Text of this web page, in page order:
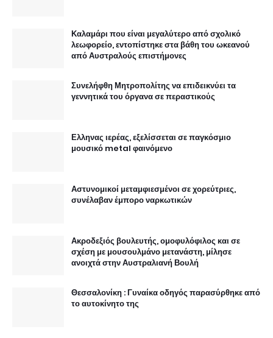
Καλαμάρι που είναι μεγαλύτερο από σχολικό
λεωφορείο, εντοπίστηκε στα βάθη του ωκεανού
από Αυστραλούς επιστήμονες
Συνελήφθη Μητροπολίτης να επιδεικνύει τα
γεννητικά του όργανα σε περαστικούς
Ελληνας ιερέας, εξελίσσεται σε παγκόσμιο
μουσικό metal φαινόμενο
Αστυνομικοί μεταμφιεσμένοι σε χορεύτριες,
συνέλαβαν έμπορο ναρκωτικών
Ακροδεξιός βουλευτής, ομοφυλόφιλος και σε
σχέση με μουσουλμάνο μετανάστη, μίλησε
ανοιχτά στην Αυστραλιανή Βουλή
Θεσσαλονίκη : Γυναίκα οδηγός παρασύρθηκε από
το αυτοκίνητο της